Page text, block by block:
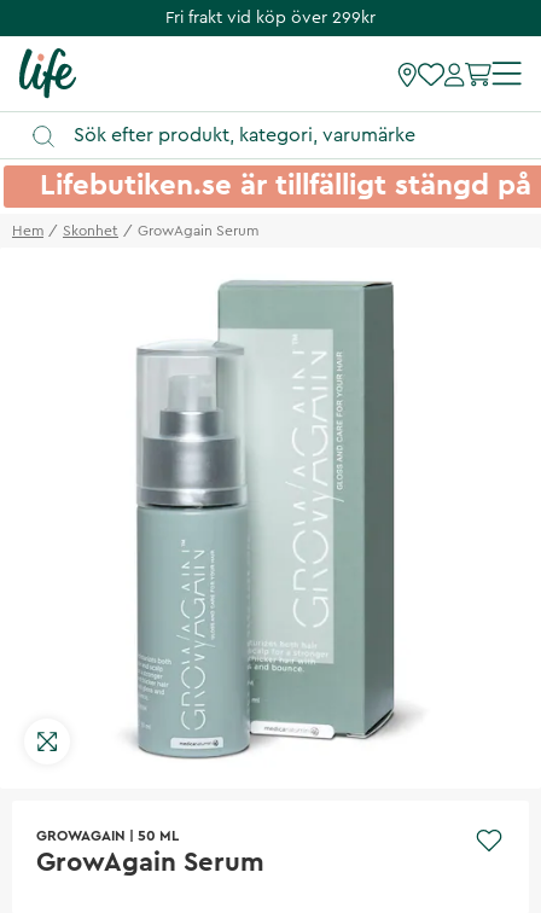
Fri frakt vid köp över 299kr
Lifebutiken.se är tillfälligt stängd
Hem Skonhet GrowAgain Serum
GROWAGAIN 50 ML
GrowAgain Serum